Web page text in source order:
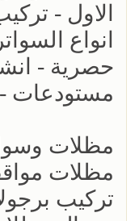
الاول -
انواع
حصرية -
مستودعات
مظلات
مظلات
تركيب